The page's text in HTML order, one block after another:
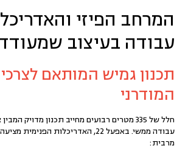
המרחב הפיזי
עבודה בעיצוב
תכנון גמיש המותאם
המודרני
חלל של 335 מטרים רבועים מחייב תכנון מדויק
עבודה ממשי. באפעל 22, האדריכלות
מרבית: